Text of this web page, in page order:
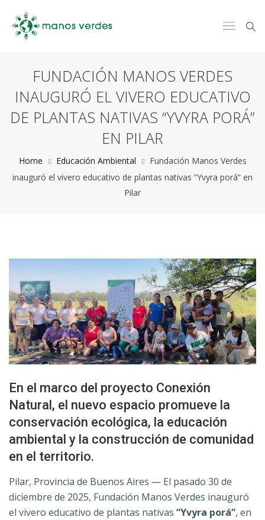
FUNDACIÓN MANOS VERDES
INAUGURÓ EL VIVERO EDUCATIVO
DE PLANTAS NATIVAS “YVYRA PORÁ”
EN PILAR
Home Educación Ambiental
Fundación Manos Verdes
inauguró el vivero educativo de plantas nativas “Yvyra porá” en
Pilar
En el marco del proyecto Conexión
Natural, el nuevo espacio promueve la
conservación ecológica, la educación
ambiental y la construcción de comunidad
en el territorio.
Pilar, Provincia de Buenos Aires — El pasado 30 de
diciembre de 2025, Fundación Manos Verdes inauguró
el vivero educativo de plantas nativas “Yvyra porá”, en